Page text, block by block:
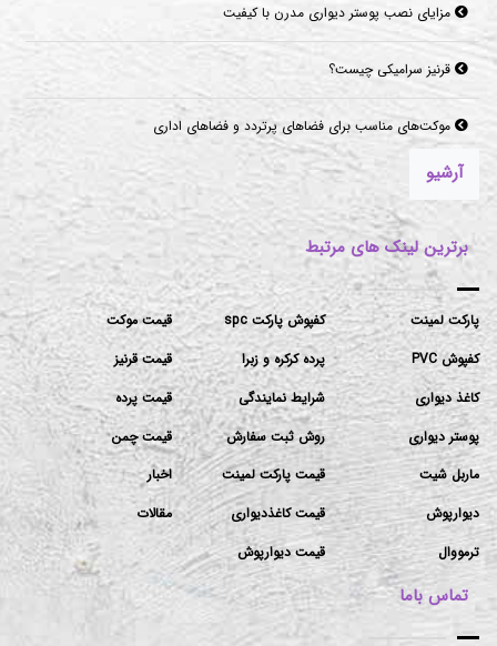
قرنیز سرامیکی چیست؟
موکت‌های مناسب برای فضاهای پرتردد و فضاهای اداری
کاغذ دیواری مناسب محیط کار اداری و شرکت
آرشیو
برترین لینک های مرتبط
پارکت لمینت
کفپوش PVC
کاغذ دیواری
پوستر دیواری
ماربل شیت
دیوارپوش
ترمووال
کفپوش پارکت spc
پرده کرکره و زبرا
شرایط نمایندگی
روش ثبت سفارش
قیمت پارکت لمینت
قیمت کاغذدیواری
قیمت دیوارپوش
قیمت موکت
قیمت قرنیز
قیمت پرده
قیمت چمن
اخبار
مقالات
تماس باما